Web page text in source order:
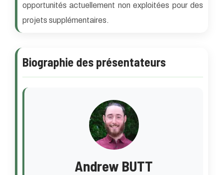
opportunités actuellement non exploitées pour des
projets supplémentaires.
Biographie des présentateurs
Andrew BUTT